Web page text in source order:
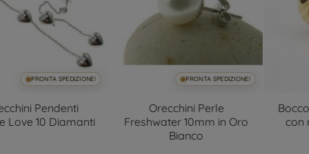
PRONTA SPEDIZIONE!
Orecchini Perle
Freshwater 10mm in Oro
PRONTA SPEDIZIONE!
Boccole in oro giallo 18kt
con motivi tratteggiati